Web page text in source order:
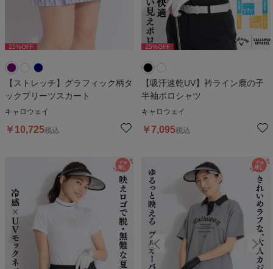
25%OFF %OFF
【ストレッチ】グラフィック柄タ
ックプリーツスカート
キャロウェイ
￥ 10,725税込
25%OFF 25%OFF
【吸汗速乾UV】衿ライン鹿の子
半袖ポロシャツ
キャロウェイ
￥7,095税込